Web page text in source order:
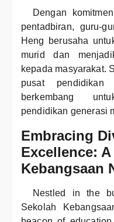
Dengan
pentadbiran, guru-
Heng berusaha
murid dan
kepada masyarakat.
pusat
berkembang
pendidikan generasi
Embracing
Excellence:
Kebangsaan
Nestled in the
Sekolah